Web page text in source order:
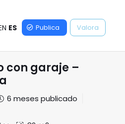
ES Publica Valora
con garaje –
6 meses publicado